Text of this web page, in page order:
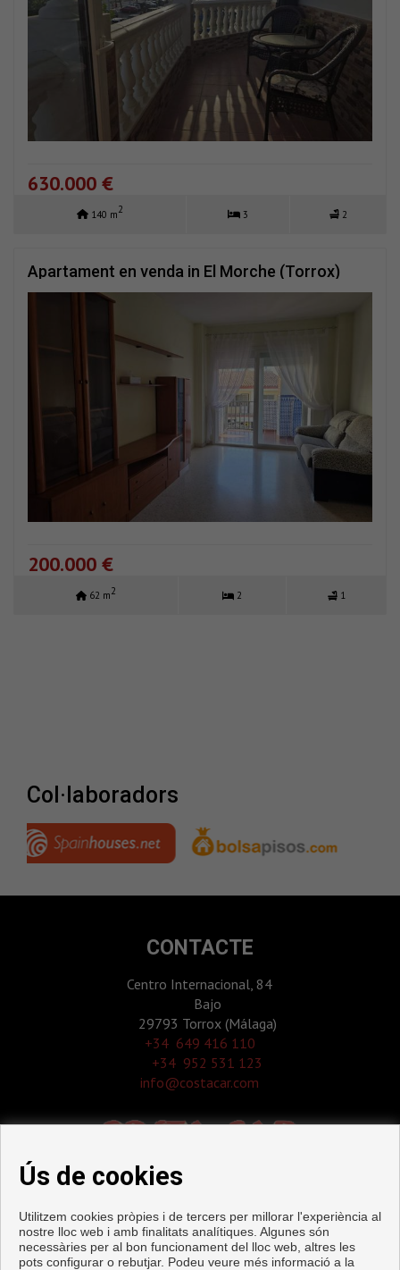
630.000 €
140 m2 3 2
Apartament en venda in El Morche (Torrox)
200.000 €
62 m2 2 1
col·laboradors
CONTACTE
Centro Internacional, 84
Bajo
29793 Torrox (Málaga)
‎+34 649 416 110
+34 952 531 123
info@costacar.com
Ús de cookies
Utilitzem cookies pròpies i de tercers per millorar l'experiència al
nostre lloc web i amb finalitats analítiques. Algunes són
necessàries per al bon funcionament del lloc web, altres les
pots configurar o rebutjar. Podeu veure més informació a la